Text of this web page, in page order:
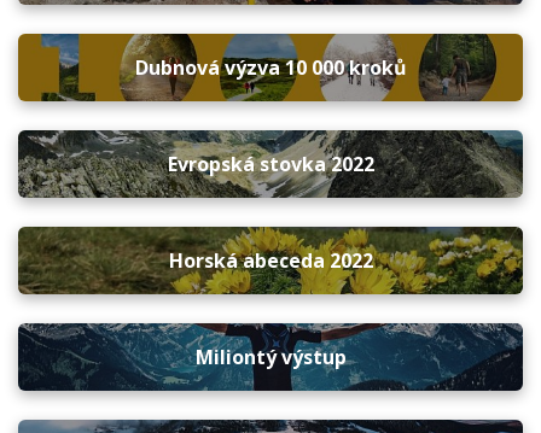
Dubnová výzva 10 000 kroků
Evropská stovka 2022
Horská abeceda 2022
Miliontý výstup